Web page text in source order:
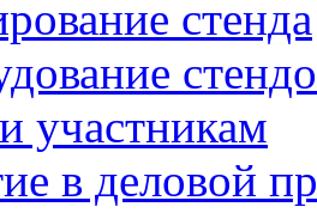
стенда
участникам
в деловой